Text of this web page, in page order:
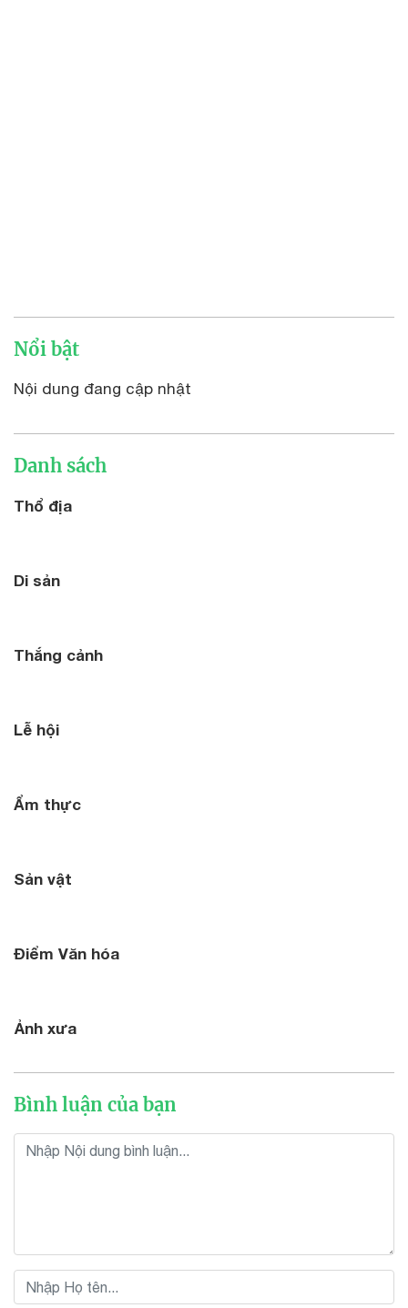
Nổi bật
Nội dung đang cập nhật
Danh sách
Thổ địa
Di sản
Thắng cảnh
Lễ hội
Ẩm thực
Sản vật
Điểm Văn hóa
Ảnh xưa
Bình luận của bạn